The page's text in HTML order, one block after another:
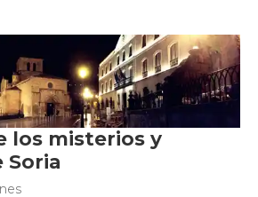
los misterios y
Soria